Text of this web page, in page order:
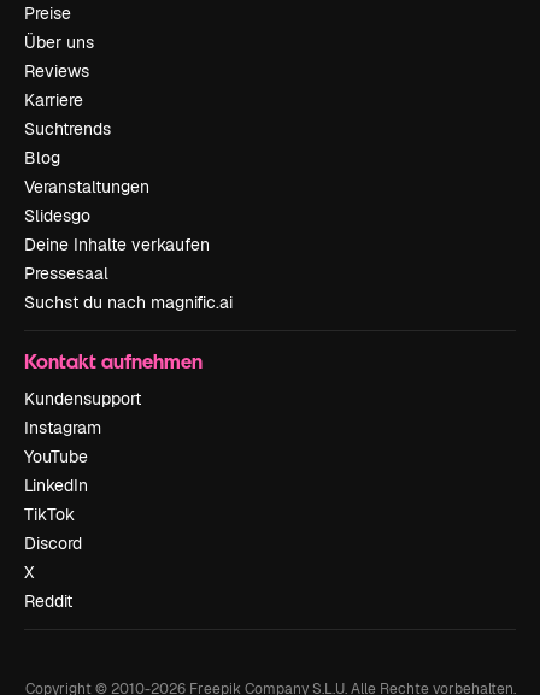
Preise
Über uns
Reviews
Karriere
Suchtrends
Blog
Veranstaltungen
Slidesgo
Deine Inhalte verkaufen
Pressesaal
Suchst du nach magnific.ai
Kontakt aufnehmen
Kundensupport
Instagram
YouTube
LinkedIn
TikTok
Discord
X
Reddit
Copyright © 2010-2026Freepik Company S.L.U. Alle Rechte vorbehalten.